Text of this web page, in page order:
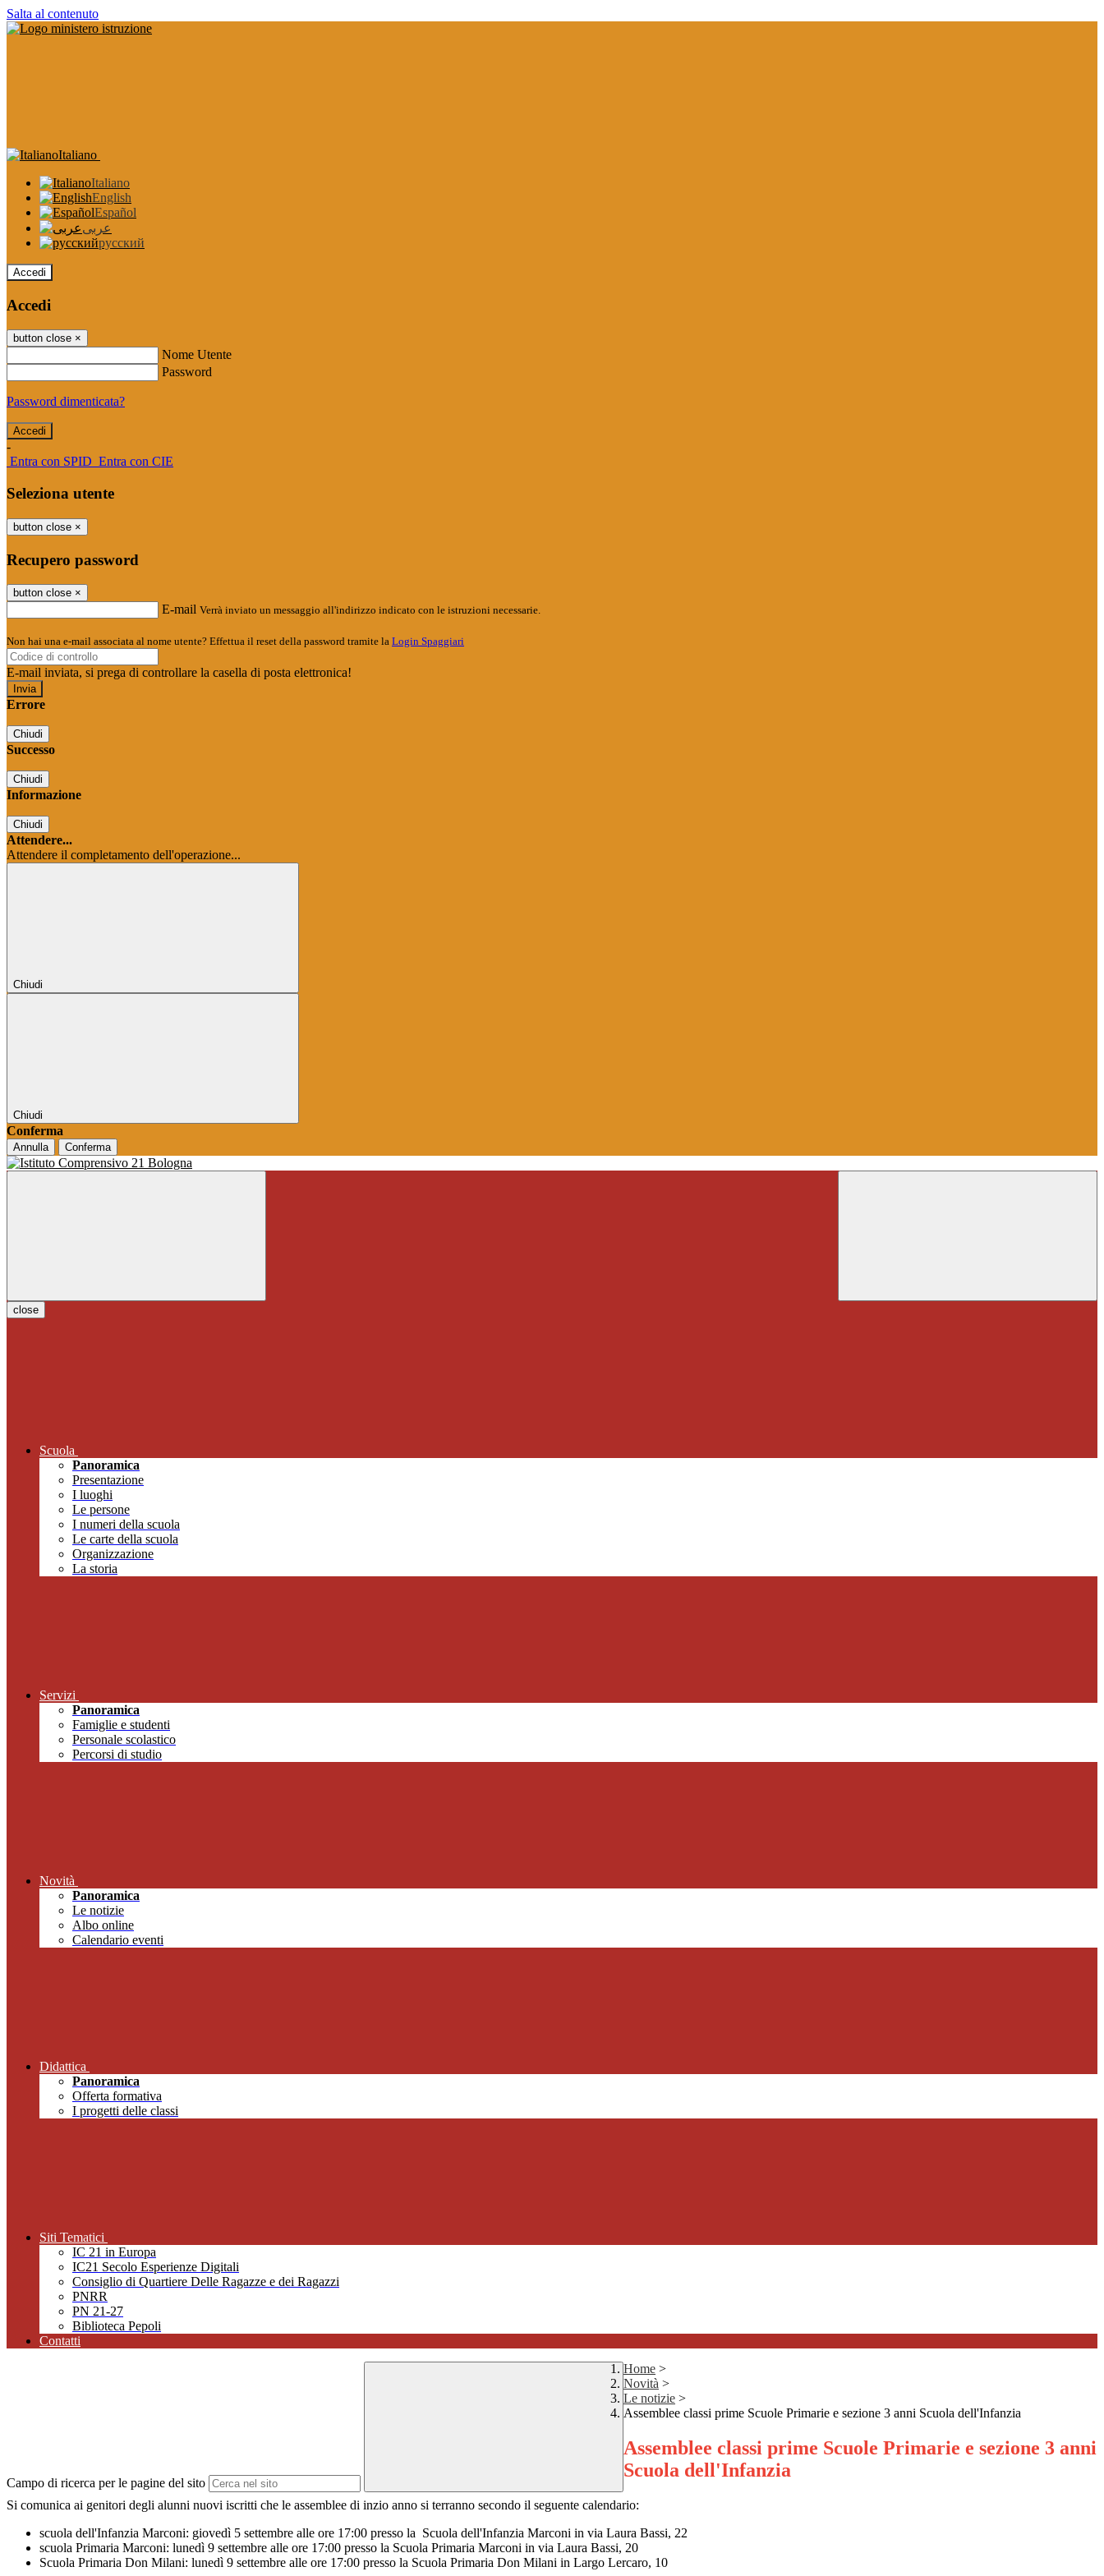
Salta al contenuto
Italiano
Italiano
English
Español
عربى
русский
Accedi
Accedi
button close ×
Nome Utente
Password
Password dimenticata?
-
Entra con SPID Entra con CIE
Seleziona utente
button close ×
Recupero password
button close ×
E-mail Verrà inviato un messaggio all'indirizzo indicato con le istruzioni necessarie.
Non hai una e-mail associata al nome utente? Effettua il reset della password tramite la Login Spaggiari
E-mail inviata, si prega di controllare la casella di posta elettronica!
Errore
Chiudi
Successo
Chiudi
Informazione
Chiudi
Attendere...
Attendere il completamento dell'operazione...
Chiudi
Chiudi
Conferma
Annulla Conferma
close
Scuola
Panoramica
Presentazione
I luoghi
Le persone
I numeri della scuola
Le carte della scuola
Organizzazione
La storia
Servizi
Panoramica
Famiglie e studenti
Personale scolastico
Percorsi di studio
Novità
Panoramica
Le notizie
Albo online
Calendario eventi
Didattica
Panoramica
Offerta formativa
I progetti delle classi
Siti Tematici
IC 21 in Europa
IC21 Secolo Esperienze Digitali
Consiglio di Quartiere Delle Ragazze e dei Ragazzi
PNRR
PN 21-27
Biblioteca Pepoli
Contatti
Campo di ricerca per le pagine del sito
Home >
Novità >
Le notizie >
Assemblee classi prime Scuole Primarie e sezione 3 anni Scuola dell'Infanzia
Assemblee classi prime Scuole Primarie e sezione 3 anni
Scuola dell'Infanzia
Si comunica ai genitori degli alunni nuovi iscritti che le assemblee di inzio anno si terranno secondo il seguente calendario:
scuola dell'Infanzia Marconi: giovedì 5 settembre alle ore 17:00 presso la Scuola dell'Infanzia Marconi in via Laura Bassi, 22
scuola Primaria Marconi: lunedì 9 settembre alle ore 17:00 presso la Scuola Primaria Marconi in via Laura Bassi, 20
Scuola Primaria Don Milani: lunedì 9 settembre alle ore 17:00 presso la Scuola Primaria Don Milani in Largo Lercaro, 10